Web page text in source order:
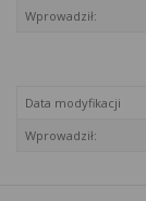
Wprowadził:
Data modyfikacji
Wprowadził: